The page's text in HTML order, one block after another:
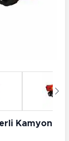
Kamyon